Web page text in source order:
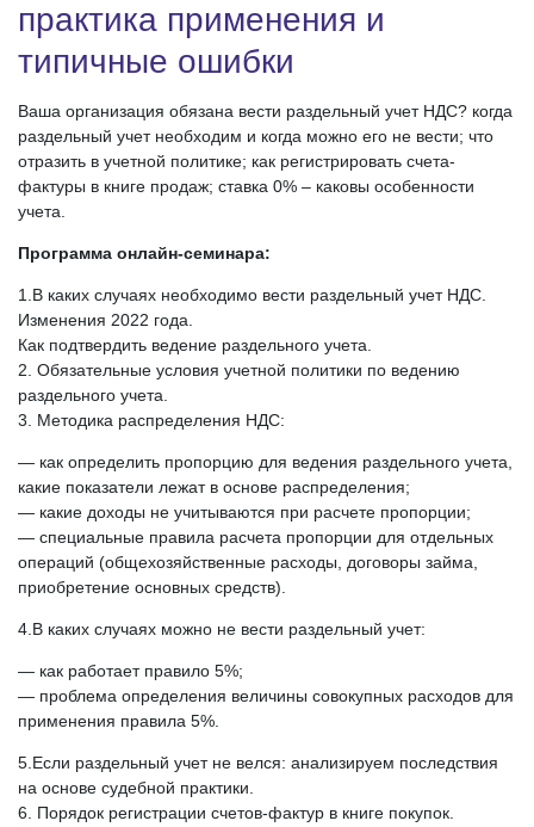
практика применения и
типичные ошибки
Ваша организация обязана вести раздельный учет НДС? когда
раздельный учет необходим и когда можно его не вести; что
отразить в учетной политике; как регистрировать счета-
фактуры в книге продаж; ставка 0% – каковы особенности
учета.
Программа онлайн-семинара:
1.В каких случаях необходимо вести раздельный учет НДС.
Изменения 2022 года.
Как подтвердить ведение раздельного учета.
2. Обязательные условия учетной политики по ведению
раздельного учета.
3. Методика распределения НДС:
— как определить пропорцию для ведения раздельного учета,
какие показатели лежат в основе распределения;
— какие доходы не учитываются при расчете пропорции;
— специальные правила расчета пропорции для отдельных
операций (общехозяйственные расходы, договоры займа,
приобретение основных средств).
4.В каких случаях можно не вести раздельный учет:
— как работает правило 5%;
— проблема определения величины совокупных расходов для
применения правила 5%.
5.Если раздельный учет не велся: анализируем последствия
на основе судебной практики.
6. Порядок регистрации счетов-фактур в книге покупок.